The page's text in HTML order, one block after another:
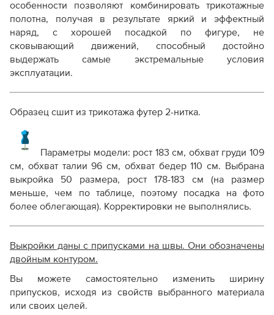
особенности позволяют комбинировать трикотажные
полотна, получая в результате яркий и эффектный
наряд, с хорошей посадкой по фигуре, не
сковывающий движений, способный достойно
выдержать самые экстремальные условия
эксплуатации.
Образец сшит из трикотажа футер 2-нитка.
Параметры модели: рост 183 см, обхват груди 109
см, обхват талии 96 см, обхват бедер 110 см. Выбрана
выкройка 50 размера, рост 178-183 см (на размер
меньше, чем по таблице, поэтому посадка на фото
более облегающая). Корректировки не выполнялись.
Выкройки даны с припусками на швы. Они обозначены
двойным контуром.
Вы можете самостоятельно изменить ширину
припусков, исходя из свойств выбранного материала
или своих целей.